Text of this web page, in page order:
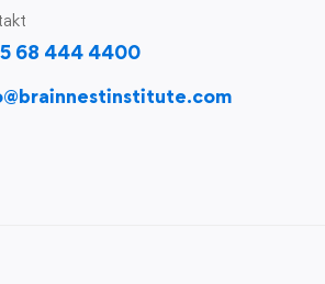
68 444 4400